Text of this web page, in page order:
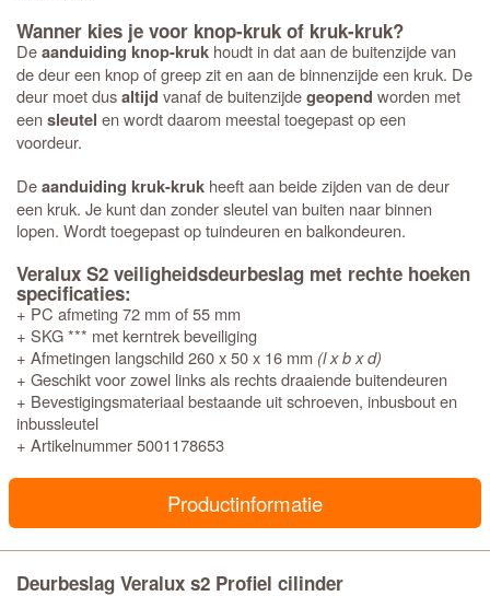
Wanner kies je voor knop-kruk of kruk-kruk?
Deaanduiding knop-kruk houdt in dat aan de buitenzijde van
de deur een knop of greep zit en aan de binnenzijde een kruk. De
deur moet dusaltijd vanaf de buitenzijdegeopend worden met
eensleutel en wordt daarom meestal toegepast op een
voordeur.
Deaanduiding kruk-kruk heeft aan beide zijden van de deur
een kruk. Je kunt dan zonder sleutel van buiten naar binnen
lopen. Wordt toegepast op tuindeuren en balkondeuren.
Veralux S2 veiligheidsdeurbeslag met rechte hoeken
specificaties:
+ PC afmeting 72 mm of 55 mm
+ SKG *** met kerntrek beveiliging
+ Afmetingen langschild 260 x 50 x 16 mm (l x b x d)
+ Geschikt voor zowel links als rechts draaiende buitendeuren
+ Bevestigingsmateriaal bestaande uit schroeven, inbusbout en
inbussleutel
+ Artikelnummer 5001178653
Productinformatie
Deurbeslag Veralux s2 Profiel cilinder